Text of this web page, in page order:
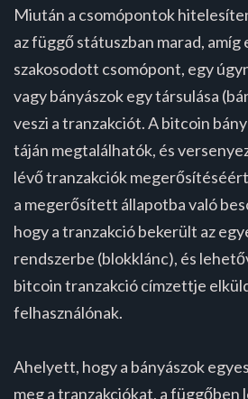
Miután a csomópontok
az függő státuszban marad, amíg
szakosodott csomópont, egy
vagy bányászok egy társulása
veszi a tranzakciót. A bitcoin
táján megtalálhatók, és
lévő tranzakciók
a megerősített állapotba való
hogy a tranzakció bekerült az
rendszerbe (blokklánc), és
bitcoin tranzakció címzettje
felhasználónak.
Ahelyett, hogy a bányászok
meg a tranzakciókat, a függőben